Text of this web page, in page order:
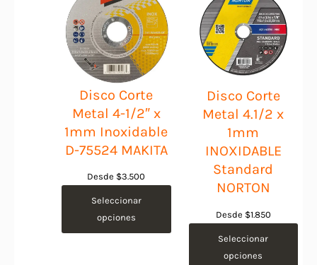
Disco Corte
Metal 4-1/2″ x
1mm Inoxidable
D-75524 MAKITA
Desde $3.500
Seleccionar
opciones
Disco Corte
Metal 4.1/2 x
1mm
INOXIDABLE
Standard
NORTON
Desde $1.850
Seleccionar
opciones